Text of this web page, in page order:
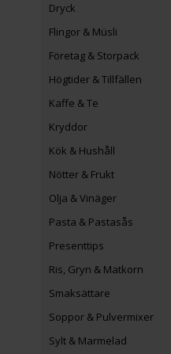
Dryck
Flingor & Müsli
Företag & Storpack
Högtider & Tillfällen
Kaffe & Te
Kryddor
Kök & Hushåll
Nötter & Frukt
Olja & Vinäger
Pasta & Pastasås
Presenttips
Ris, Gryn & Matkorn
Smaksättare
Soppor & Pulvermixer
Sylt & Marmelad